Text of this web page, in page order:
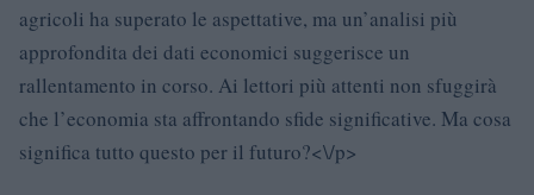
agricoli ha superato le aspettative, ma un’analisi più
approfondita dei dati economici suggerisce un
rallentamento in corso. Ai lettori più attenti non sfuggirà
che l’economia sta affrontando sfide significative. Ma cosa
significa tutto questo per il futuro?<\/p>